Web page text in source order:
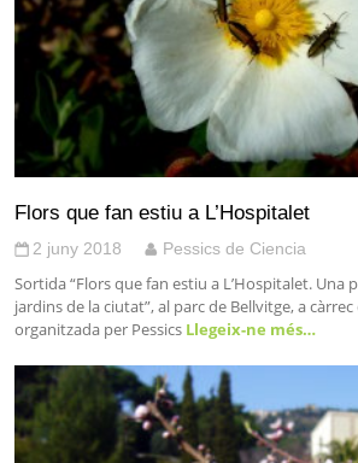
Flors que fan estiu a L’Hospitalet
2 juny 2018 Pessics de Ciencia
Sortida “Flors que fan estiu a L’Hospitalet. Una
jardins de la ciutat”, al parc de Bellvitge, a
organitzada per Pessics Llegeix-ne més…